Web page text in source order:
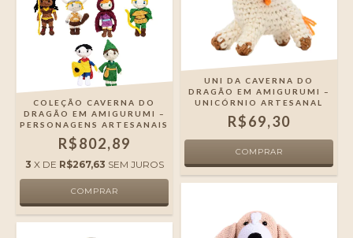
COLEÇÃO CAVERNA DO
DRAGÃO EM AMIGURUMI –
PERSONAGENS ARTESANAIS
R$802,89
3 X DE R$267,63 SEM JUROS
UNI DA CAVERNA DO
DRAGÃO EM AMIGURUMI –
UNICÓRNIO ARTESANAL
R$69,30